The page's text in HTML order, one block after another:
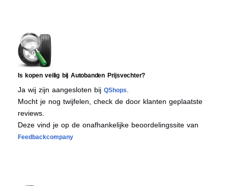
Is kopen veilig bij Autobanden Prijsvechter?
Ja wij zijn aangesloten bij QShops
Mocht je nog twijfelen, check de door klanten geplaatste
reviews.
Deze vind je op de onafhankelijke beoordelingssite van
Feedbackcompany